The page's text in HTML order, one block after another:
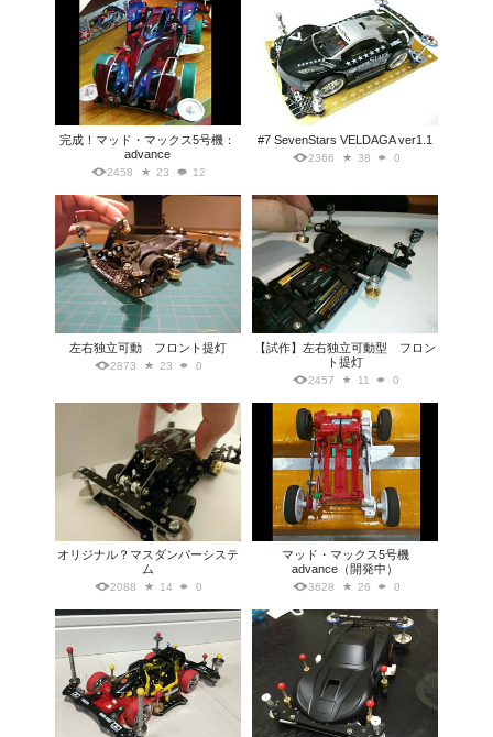
完成！マッド・マックス5号機：
advance
2458 23 12
#7 SevenStars VELDAGA ver1.1
2366 38 0
左右独立可動 フロント提灯
2873 23 0
【試作】左右独立可動型 フロン
ト提灯
2457 11 0
オリジナル？マスダンパーシステ
ム
2088 14 0
マッド・マックス5号機
advance（開発中）
3628 26 0